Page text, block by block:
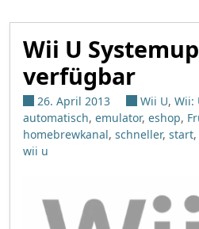
Wii U
verfügbar
26. April 2013 Wii U, Wii:
automatisch, emulator, eshop,
homebrewkanal, schneller, start,
wii u